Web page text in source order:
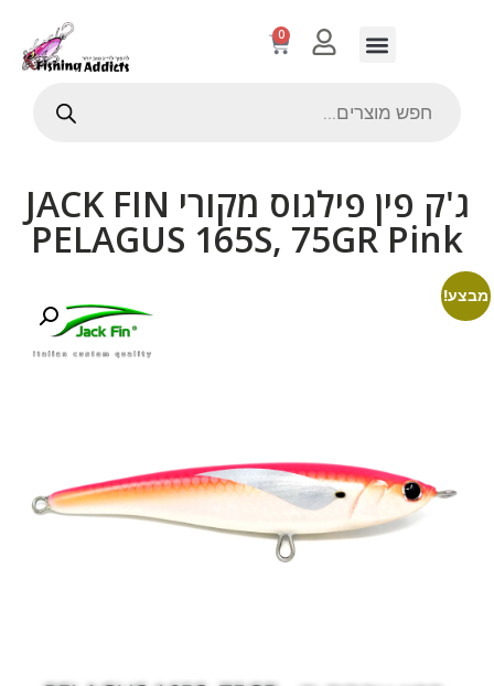
0
ג'ק פין פילגוס מקורי JACK FIN
PELAGUS 165S, 75GR Pink
מבצע!